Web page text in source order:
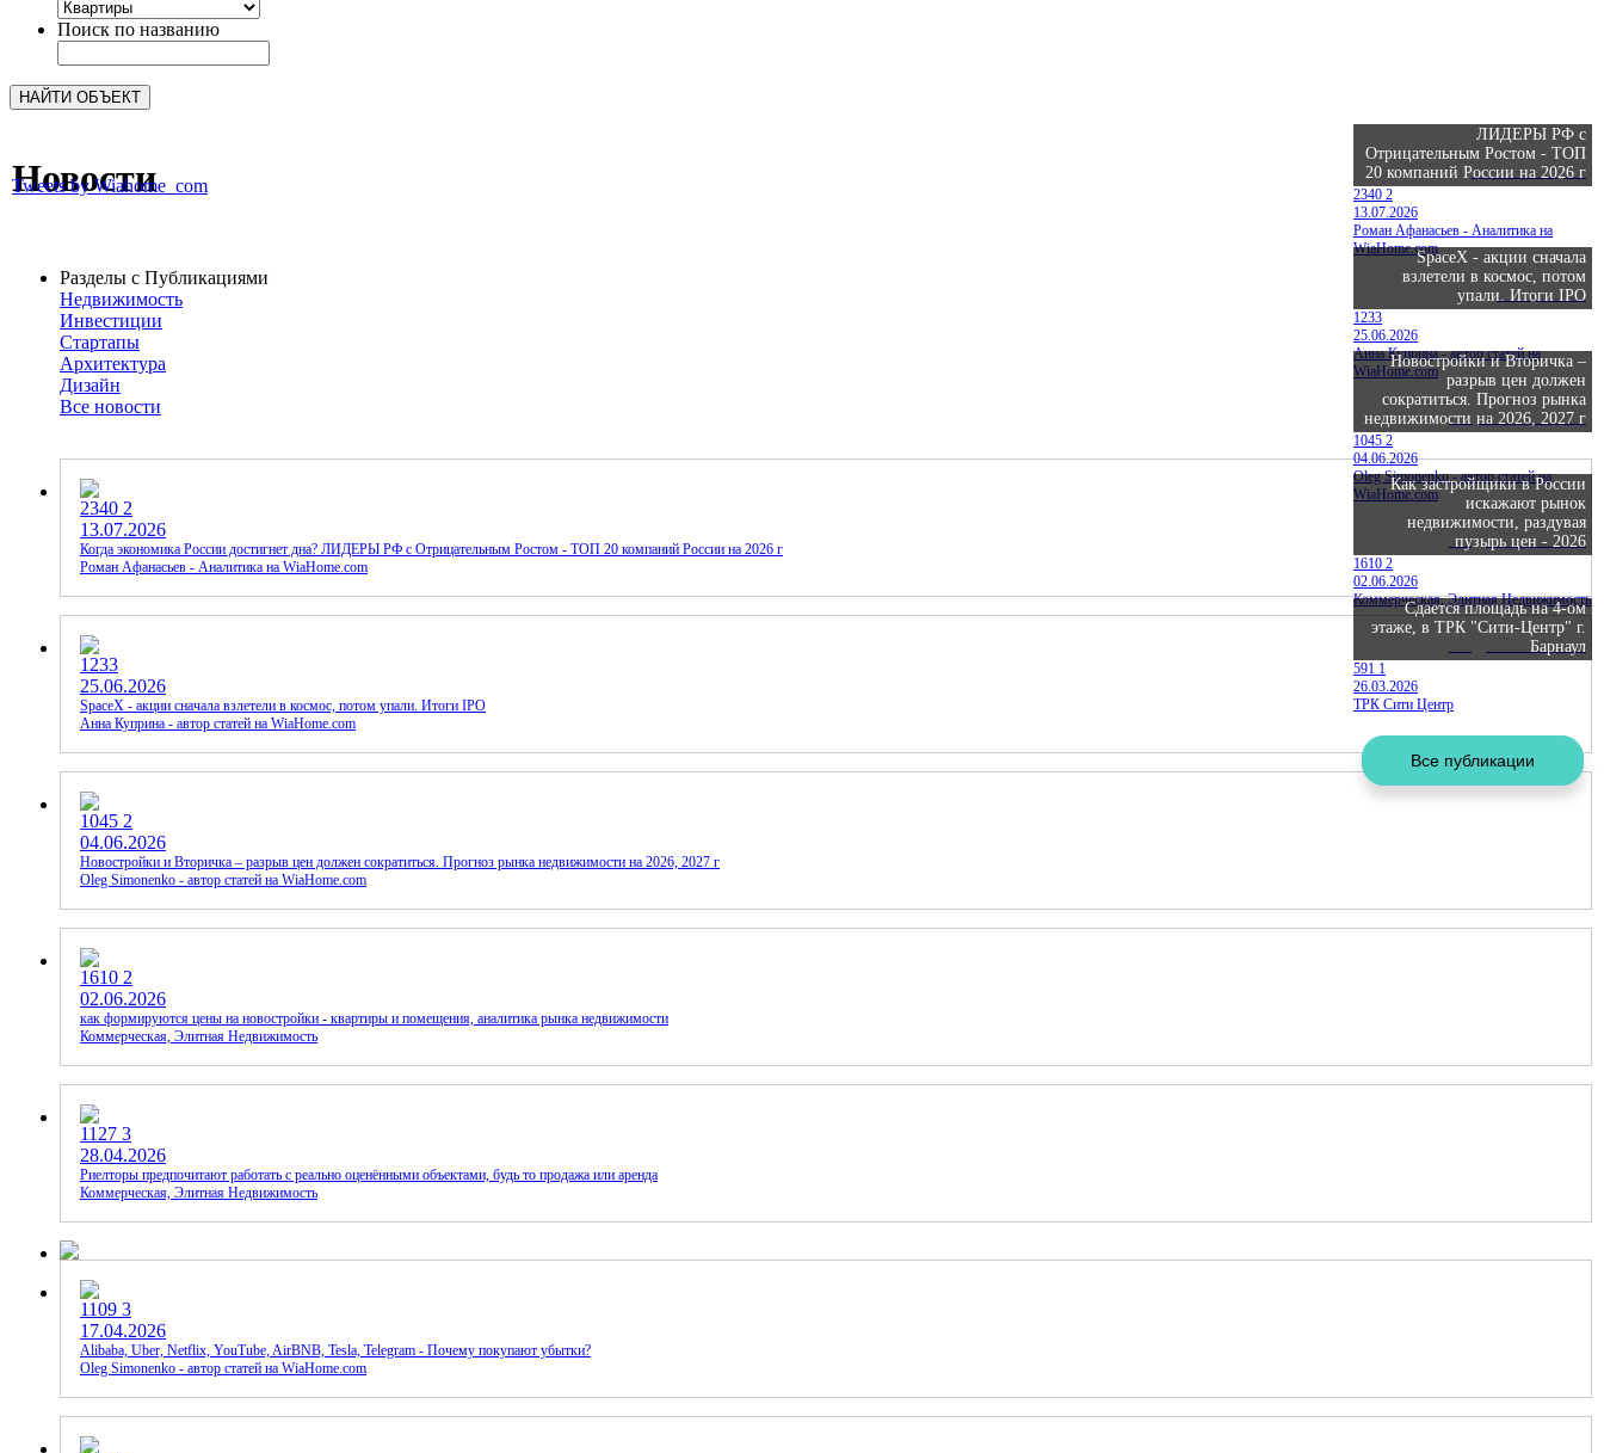
Поиск по названию
ЛИДЕРЫ РФ с
Отрицательным Ростом - ТОП
20 компаний России на 2026 г
Инвестиции
2340 2
13.07.2026
Роман Афанасьев - Аналитика на
WiaHome.comSpaceX - акции сначала
взлетели в космос, потом
упали. Итоги IPO
Стартапы
1233
25.06.2026
Анна Куприна - автор статей на
WiaHome.com
Новостройки и Вторичка –
разрыв цен должен
сократиться. Прогноз рынка
недвижимости на 2026, 2027 г
Строительство
1045 2
04.06.2026
Oleg Simonenko - автор статей на
WiaHome.com
Как застройщики в России
искажают рынок
недвижимости, раздувая
пузырь цен - 2026
Недвижимость
1610 2
02.06.2026
Коммерческая, Элитная Недвижимость
Сдается площадь на 4-ом
этаже, в ТРК "Сити-Центр" г.
Барнаул
Недвижимость
591 1
26.03.2026
ТРК Сити Центр
Tweets by Wiahome_com
Новости
Разделы с Публикациями
Недвижимость
Инвестиции
Стартапы
Архитектура
Дизайн
Все новости
2340 2
13.07.2026
Когда экономика России достигнет дна? ЛИДЕРЫ РФ с Отрицательным Ростом - ТОП 20 компаний России на 2026 г
Роман Афанасьев - Аналитика на WiaHome.com
1233
25.06.2026
SpaceX - акции сначала взлетели в космос, потом упали. Итоги IPO
Анна Куприна - автор статей на WiaHome.com
1045 2
04.06.2026
Новостройки и Вторичка – разрыв цен должен сократиться. Прогноз рынка недвижимости на 2026, 2027 г
Oleg Simonenko - автор статей на WiaHome.com
1610 2
02.06.2026
как формируются цены на новостройки - квартиры и помещения, аналитика рынка недвижимости
Коммерческая, Элитная Недвижимость
1127 3
28.04.2026
Риелторы предпочитают работать с реально оценёнными объектами, будь то продажа или аренда
Коммерческая, Элитная Недвижимость
1109 3
17.04.2026
Alibaba, Uber, Netflix, YouTube, AirBNB, Tesla, Telegram - Почему покупают убытки?
Oleg Simonenko - автор статей на WiaHome.com